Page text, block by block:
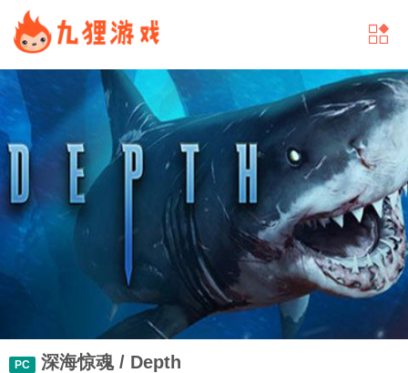
PC 深海惊魂 / Depth